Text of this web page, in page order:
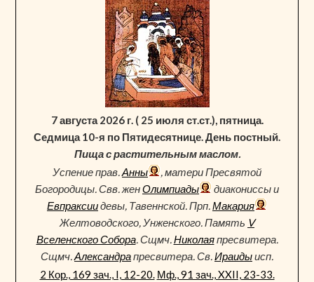
7 августа 2026 г. ( 25 июля ст.ст.), пятница.
Седмица 10-я по Пятидесятнице. День постный.
Пища с растительным маслом.
Успение прав.Анны
, матери Пресвятой
Богородицы. Свв. женОлимпиады
диакониссы и
Евпраксиидевы, Тавеннской. Прп.Макария
Желтоводского, Унженского. Память V
Вселенского Собора. Сщмч.Николаяпресвитера.
Сщмч.Александрапресвитера. Св.Ираидыисп.
2 Кор., 169 зач., I, 12-20. Мф., 91 зач., XXII, 23-33.